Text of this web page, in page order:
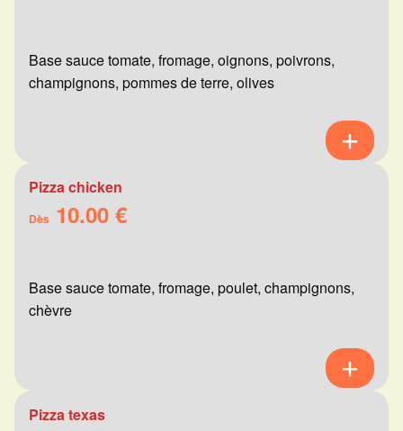
Base sauce tomate, fromage, oignons, poivrons,
champignons, pommes de terre, olives
Pizza chicken
Dès 10.00 €
Base sauce tomate, fromage, poulet, champignons,
chèvre
Pizza texas